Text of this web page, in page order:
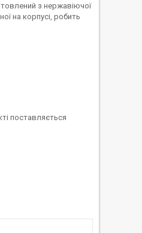
з нержавіючої
на корпусі, робить
поставляється